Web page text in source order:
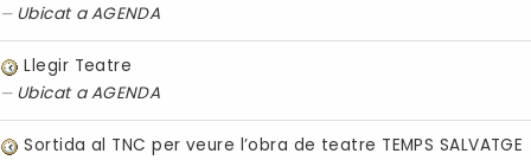
Ubicat aAGENDA
Llegir Teatre
Ubicat aAGENDA
Sortida al TNC per veure l’obra de teatre TEMPS SALVATGE